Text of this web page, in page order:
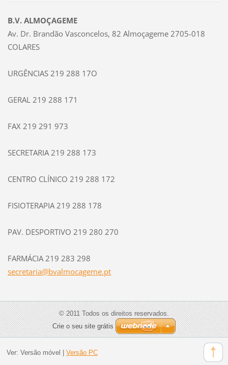
B.V. ALMOÇAGEME
Av. Dr. Brandão Vasconcelos, 82 Almoçageme 2705-018
COLARES
URGÊNCIAS 219 288 17O
GERAL 219 288 171
FAX 219 291 973
SECRETARIA 219 288 173
CENTRO CLÍNICO 219 288 172
FISIOTERAPIA 219 288 178
PAV. DESPORTIVO 219 280 270
FARMÁCIA 219 283 298
secretaria@bvalmocageme.pt
© 2011 Todos os direitos reservados.
Crie o seu site grátis
Ver: Versão móvel Versão PC